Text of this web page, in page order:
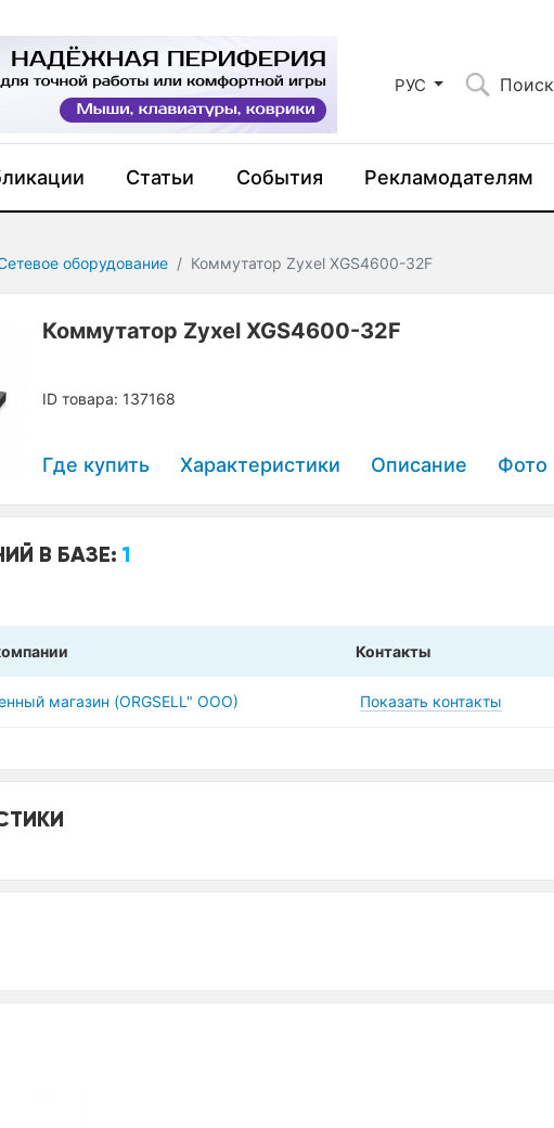
РУС Поиск
Статьи События Рекламодателям
оборудование Коммутатор Zyxel XGS4600-32F
Коммутатор Zyxel XGS4600-32F
ID товара: 137168
Где купить Характеристики Описание Фото
В БАЗЕ:1
Контакты
магазин (ORGSELL" ООО) Показать контакты